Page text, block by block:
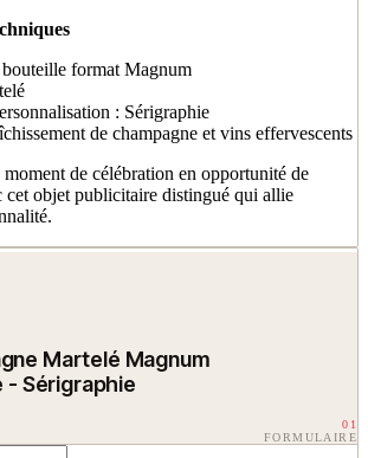
bouteille format Magnum
: Sérigraphie
de champagne et vins effervescents
de célébration en opportunité de
cet objet publicitaire distingué qui allie
Martelé Magnum
- Sérigraphie
01
FORMULAIRE